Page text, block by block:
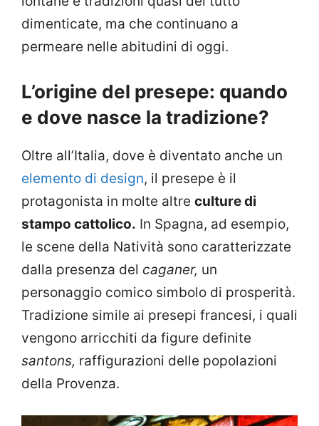
dimenticate, ma che continuano a
permeare nelle abitudini di oggi.
L’origine del presepe: quando
e dove nasce la tradizione?
Oltre all’Italia, dove è diventato anche un
elemento di design, il presepe è il
protagonista in molte altre culture di
stampo cattolico. In Spagna, ad esempio,
le scene della Natività sono caratterizzate
dalla presenza del caganer, un
personaggio comico simbolo di prosperità.
Tradizione simile ai presepi francesi, i quali
vengono arricchiti da figure definite
santons, raffigurazioni delle popolazioni
della Provenza.